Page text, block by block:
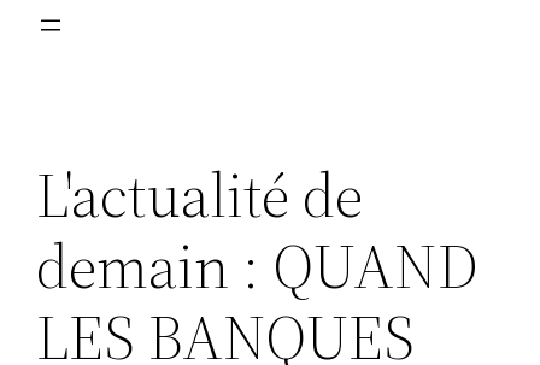
L'actualité de
demain : QUAND
LES BANQUES